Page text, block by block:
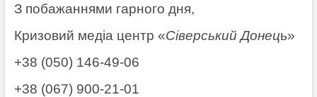
З побажаннями гарного дня,
Кризовий медіа центр «Сіверський Донець»
+38 (050) 146-49-06
+38 (067) 900-21-01